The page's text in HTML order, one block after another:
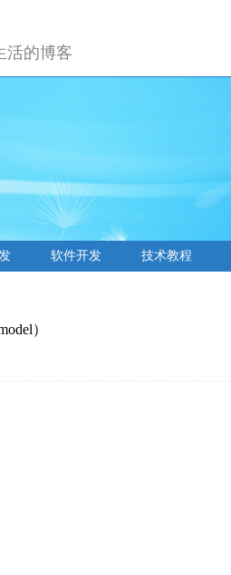
活的博客
软件开发 技术教程
）